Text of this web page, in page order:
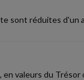
sont réduites d'un
valeurs du Trésor